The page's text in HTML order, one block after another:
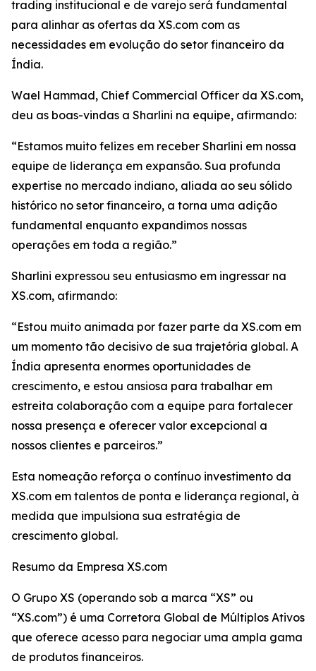
trading institucional e de varejo será fundamental
para alinhar as ofertas da XS.com com as
necessidades em evolução do setor financeiro da
Índia.
Wael Hammad, Chief Commercial Officer da XS.com,
deu as boas-vindas a Sharlini na equipe, afirmando:
“Estamos muito felizes em receber Sharlini em nossa
equipe de liderança em expansão. Sua profunda
expertise no mercado indiano, aliada ao seu sólido
histórico no setor financeiro, a torna uma adição
fundamental enquanto expandimos nossas
operações em toda a região.”
Sharlini expressou seu entusiasmo em ingressar na
XS.com, afirmando:
“Estou muito animada por fazer parte da XS.com em
um momento tão decisivo de sua trajetória global. A
Índia apresenta enormes oportunidades de
crescimento, e estou ansiosa para trabalhar em
estreita colaboração com a equipe para fortalecer
nossa presença e oferecer valor excepcional a
nossos clientes e parceiros.”
Esta nomeação reforça o contínuo investimento da
XS.com em talentos de ponta e liderança regional, à
medida que impulsiona sua estratégia de
crescimento global.
Resumo da Empresa XS.com
O Grupo XS (operando sob a marca “XS” ou
“XS.com”) é uma Corretora Global de Múltiplos Ativos
que oferece acesso para negociar uma ampla gama
de produtos financeiros.